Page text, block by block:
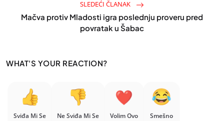
SLEDEĆI ČLANAK
Mačva protiv Mladosti igra poslednju proveru pred
povratak u Šabac
WHAT'S YOUR REACTION?
Sviđa Mi Se Ne Sviđa Mi Se Volim Ovo Smešno